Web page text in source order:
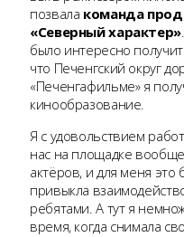
позвала команда
«Северный характер»
было интересно
что Печенгский округ
«Печенгафильме» я
кинообразование.
Я с удовольствием
нас на площадке
актёров, и для меня это
привыкла
ребятами. А тут я
время, когда снимала